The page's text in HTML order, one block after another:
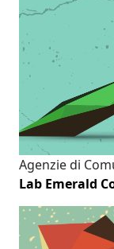
Agenzie di
Lab Emerald